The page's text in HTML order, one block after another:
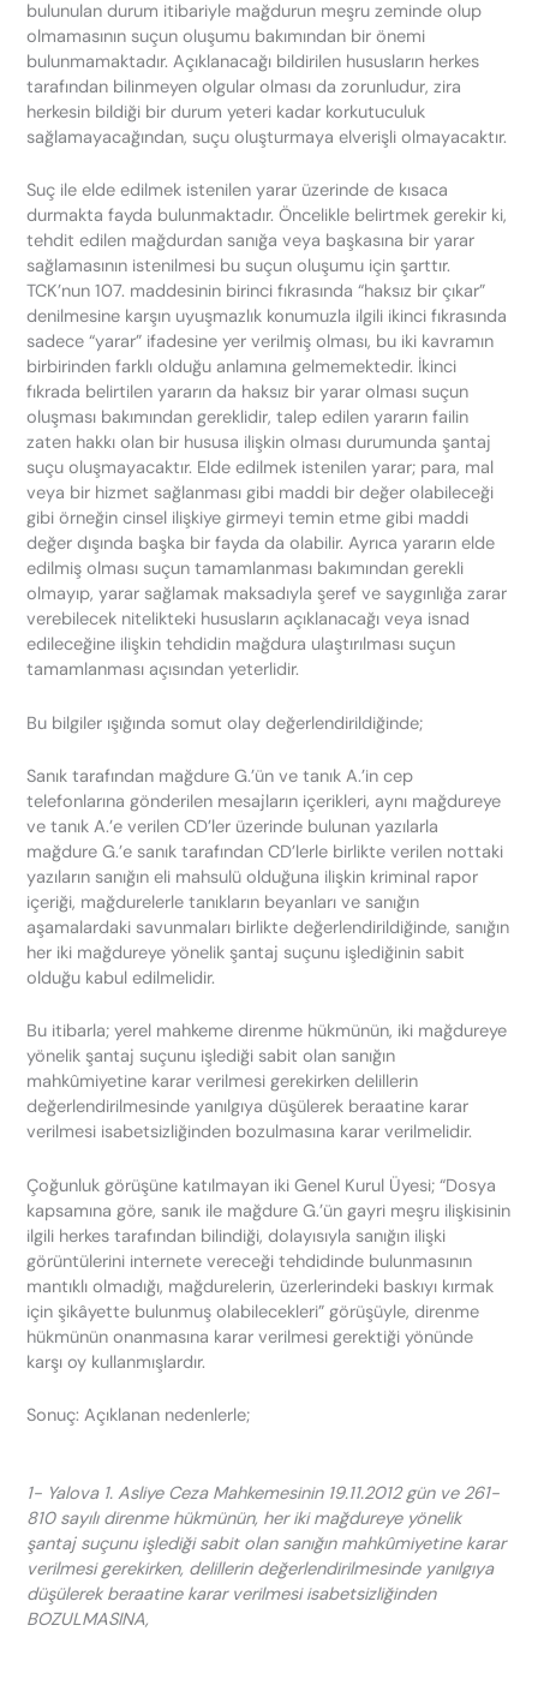
bulunulan durum itibariyle mağdurun meşru zeminde olup
olmamasının suçun oluşumu bakımından bir önemi
bulunmamaktadır. Açıklanacağı bildirilen hususların herkes
tarafından bilinmeyen olgular olması da zorunludur, zira
herkesin bildiği bir durum yeteri kadar korkutuculuk
sağlamayacağından, suçu oluşturmaya elverişli olmayacaktır.
Suç ile elde edilmek istenilen yarar üzerinde de kısaca
durmakta fayda bulunmaktadır. Öncelikle belirtmek gerekir ki,
tehdit edilen mağdurdan sanığa veya başkasına bir yarar
sağlamasının istenilmesi bu suçun oluşumu için şarttır.
TCK’nun 107. maddesinin birinci fıkrasında “haksız bir çıkar”
denilmesine karşın uyuşmazlık konumuzla ilgili ikinci fıkrasında
sadece “yarar” ifadesine yer verilmiş olması, bu iki kavramın
birbirinden farklı olduğu anlamına gelmemektedir. İkinci
fıkrada belirtilen yararın da haksız bir yarar olması suçun
oluşması bakımından gereklidir, talep edilen yararın failin
zaten hakkı olan bir hususa ilişkin olması durumunda şantaj
suçu oluşmayacaktır. Elde edilmek istenilen yarar; para, mal
veya bir hizmet sağlanması gibi maddi bir değer olabileceği
gibi örneğin cinsel ilişkiye girmeyi temin etme gibi maddi
değer dışında başka bir fayda da olabilir. Ayrıca yararın elde
edilmiş olması suçun tamamlanması bakımından gerekli
olmayıp, yarar sağlamak maksadıyla şeref ve saygınlığa zarar
verebilecek nitelikteki hususların açıklanacağı veya isnad
edileceğine ilişkin tehdidin mağdura ulaştırılması suçun
tamamlanması açısından yeterlidir.
Bu bilgiler ışığında somut olay değerlendirildiğinde;
Sanık tarafından mağdure G.’ün ve tanık A.’in cep
telefonlarına gönderilen mesajların içerikleri, aynı mağdureye
ve tanık A.’e verilen CD’ler üzerinde bulunan yazılarla
mağdure G.’e sanık tarafından CD’lerle birlikte verilen nottaki
yazıların sanığın eli mahsulü olduğuna ilişkin kriminal rapor
içeriği, mağdurelerle tanıkların beyanları ve sanığın
aşamalardaki savunmaları birlikte değerlendirildiğinde, sanığın
her iki mağdureye yönelik şantaj suçunu işlediğinin sabit
olduğu kabul edilmelidir.
Bu itibarla; yerel mahkeme direnme hükmünün, iki mağdureye
yönelik şantaj suçunu işlediği sabit olan sanığın
mahkûmiyetine karar verilmesi gerekirken delillerin
değerlendirilmesinde yanılgıya düşülerek beraatine karar
verilmesi isabetsizliğinden bozulmasına karar verilmelidir.
Çoğunluk görüşüne katılmayan iki Genel Kurul Üyesi; “Dosya
kapsamına göre, sanık ile mağdure G.’ün gayri meşru ilişkisinin
ilgili herkes tarafından bilindiği, dolayısıyla sanığın ilişki
görüntülerini internete vereceği tehdidinde bulunmasının
mantıklı olmadığı, mağdurelerin, üzerlerindeki baskıyı kırmak
için şikâyette bulunmuş olabilecekleri” görüşüyle, direnme
hükmünün onanmasına karar verilmesi gerektiği yönünde
karşı oy kullanmışlardır.
Sonuç: Açıklanan nedenlerle;
1- Yalova 1. Asliye Ceza Mahkemesinin 19.11.2012 gün ve 261-
810 sayılı direnme hükmünün, her iki mağdureye yönelik
şantaj suçunu işlediği sabit olan sanığın mahkûmiyetine karar
verilmesi gerekirken, delillerin değerlendirilmesinde yanılgıya
düşülerek beraatine karar verilmesi isabetsizliğinden
BOZULMASINA,